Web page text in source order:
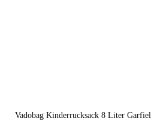
Vadobag Kinderrucksack 8 Liter